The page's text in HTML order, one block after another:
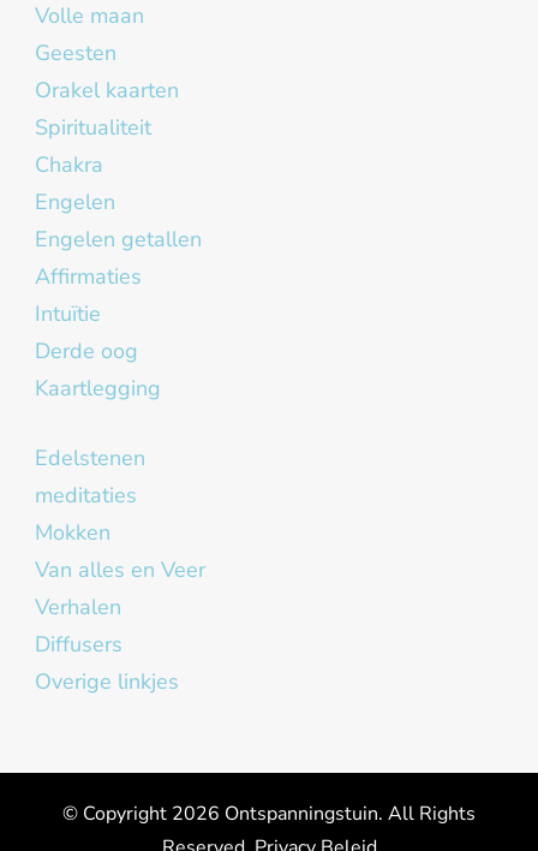
Volle maan
Geesten
Orakel kaarten
Spiritualiteit
Chakra
Engelen
Engelen getallen
Affirmaties
Intuïtie
Derde oog
Kaartlegging
Edelstenen
meditaties
Mokken
Van alles en Veer
Verhalen
Diffusers
Overige linkjes
© Copyright 2026 Ontspanningstuin. All Rights